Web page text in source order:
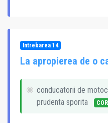
Intrebarea 14
La apropierea de o
conducatorii de
prudenta sporita